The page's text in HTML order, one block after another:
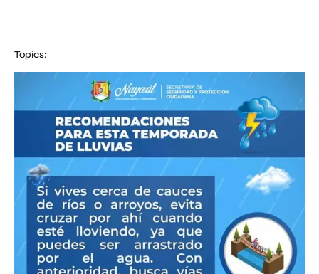
Topics: